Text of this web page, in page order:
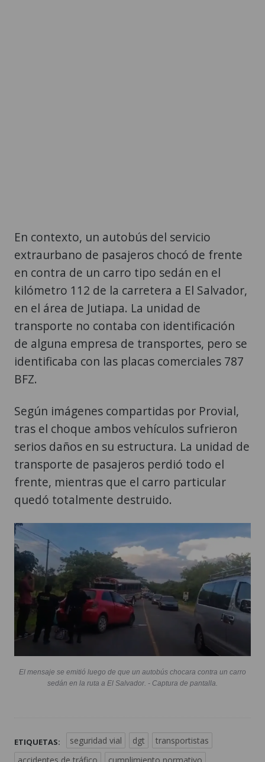
En contexto, un autobús del servicio
extraurbano de pasajeros chocó de frente
en contra de un carro tipo sedán en el
kilómetro 112 de la carretera a El Salvador,
en el área de Jutiapa. La unidad de
transporte no contaba con identificación
de alguna empresa de transportes, pero se
identificaba con las placas comerciales 787
BFZ.
Según imágenes compartidas por Provial,
tras el choque ambos vehículos sufrieron
serios daños en su estructura. La unidad de
transporte de pasajeros perdió todo el
frente, mientras que el carro particular
quedó totalmente destruido.
El mensaje se emitió luego de que un autobús chocara contra un carro
sedán en la ruta a El Salvador. - Captura de pantalla.
ETIQUETAS: seguridad vial dgt
transportistas